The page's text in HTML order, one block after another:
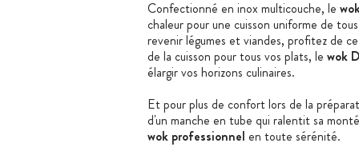
Confectionné en inox multicouche, le
chaleur pour une cuisson uniforme de
revenir légumes et viandes, profitez de ce
de la cuisson pour tous vos plats, le wok
élargir vos horizons culinaires.
Et pour plus de confort lors de la
d'un manche en tube qui ralentit sa
wok professionnel en toute sérénité.